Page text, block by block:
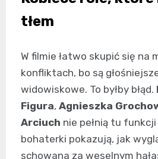
tłem
W filmie łatwo skupić się na
konfliktach, bo są
widowiskowe. To byłby błąd.
Figura, Agnieszka
Arciuch nie pełnią tu
bohaterki pokazują, jak
schowana za weselnym